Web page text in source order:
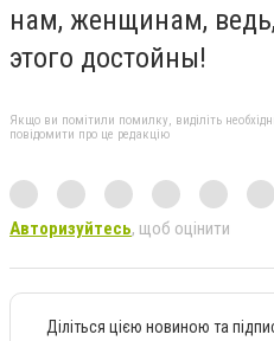
нам, женщинам,
этого достойны!
Якщо ви помітили помилку, виділіть
повідомити про це редакцію
Авторизуйтесь, щоб оцінити
Діліться цією новиною та